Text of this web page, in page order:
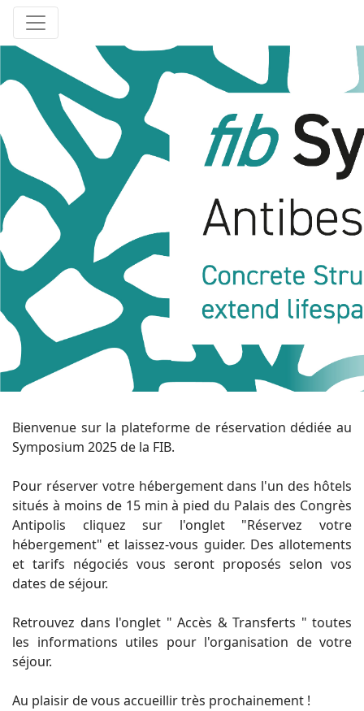
Bienvenue sur la plateforme de réservation dédiée au
Symposium 2025 de la FIB.
Pour réserver votre hébergement dans l'un des hôtels
situés à moins de 15 min à pied du Palais des Congrès
Antipolis cliquez sur l'onglet "Réservez votre
hébergement" et laissez-vous guider. Des allotements
et tarifs négociés vous seront proposés selon vos
dates de séjour.
Retrouvez dans l'onglet " Accès & Transferts " toutes
les informations utiles pour l'organisation de votre
séjour.
Au plaisir de vous accueillir très prochainement !